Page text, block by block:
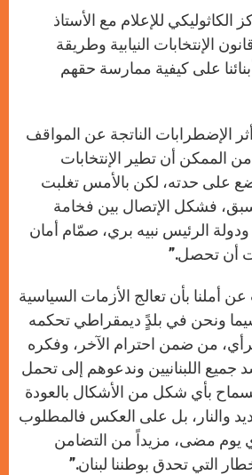
للإعلام مع الأستاذ
الإنتخابات النيابية وطريقة
على كيفية ممارسة حقهم
الإضطرابات الناتجة عن المواقف
من الممكن أن تطير الإنتخابات
على حدته، لكن بالأمس تغلبت
فشكل الإتصال بين فخامة
الرئيس نبيه بري، صمّام أمان
أن تحصل.”
أملنا بأن تعالج الأزمات السياسية
ونحن في بلدًٍ ديمقراطي تحكمه
من ضمن احترام الآخر، وفكره
جميع اللبنانيين وندعوهم إلى تحمل
بأي شكل من الأشكال بالعودة
والنار، بل على العكس فالمطلوب
يوم مضى، مزيداً من التضامن
التي تحدق بوطننا لبنان.”